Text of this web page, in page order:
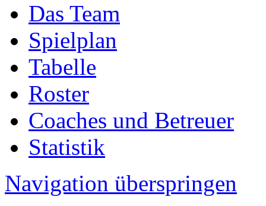
Das Team
Spielplan
Tabelle
Roster
Coaches und Betreuer
Statistik
Navigation überspringen